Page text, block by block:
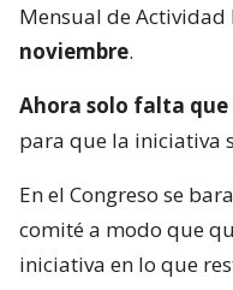
Mensual de Actividad
noviembre.
Ahora solo falta que
para que la iniciativa
En el Congreso se
comité a modo que
iniciativa en lo que